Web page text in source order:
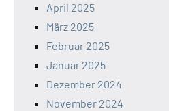
April 2025
März 2025
Februar 2025
Januar 2025
Dezember 2024
November 2024